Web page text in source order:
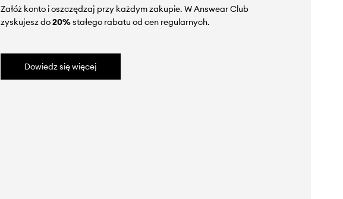
Załóż konto i oszczędzaj przy każdym zakupie. W Answear Club
zyskujesz do20%stałego rabatu od cen regularnych.
Dowiedz się więcej